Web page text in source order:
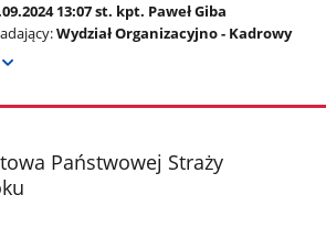
13:07 st. kpt. Paweł Giba
Wydział Organizacyjno - Kadrowy
Państwowej Straży